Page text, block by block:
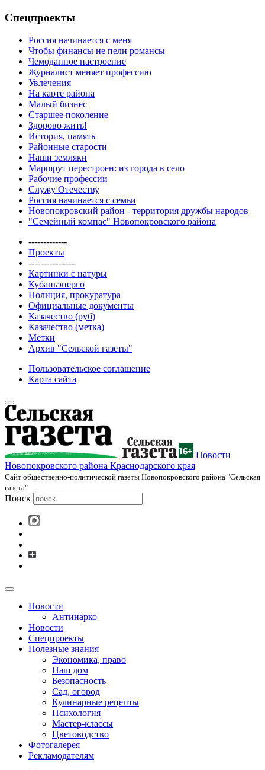
Спецпроекты
Россия начинается с меня
Чтобы финансы не пели романсы
Чемоданное настроение
Журналист меняет профессию
Увлечения
На карте района
Малый бизнес
Старшее поколение
Здорово жить!
История, память
Районные старости
Наши земляки
Маршрут перестроен: из города в село
Рабочие профессии
Служу Отечеству
Россия начинается с семьи
Новопокровский район - территория дружбы народов
"Семейный компас" Новопокровского района
-------------
Проекты
----------------
Картинки с натуры
Кубаньэнерго
Полиция, прокуратура
Официальные документы
Казачество (руб)
Казачество (метка)
Метки
Архив "Сельской газеты"
Пользовательское соглашение
Карта сайта
Новости
Новопокровского района Краснодарского края
Cайт общественно-политической газеты Новопокровского района "Сельская
газета"
Поиск
Новости
Антинарко
Новости
Спецпроекты
Полезные знания
Экономика, право
Наш дом
Безопасность
Сад, огород
Кулинарные рецепты
Психология
Мастер-классы
Цветоводство
Фотогалерея
Рекламодателям